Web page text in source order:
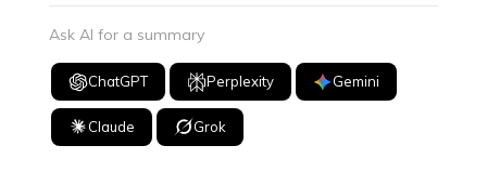
Ask AI for a summary
ChatGPT Perplexity Gemini
Claude Grok